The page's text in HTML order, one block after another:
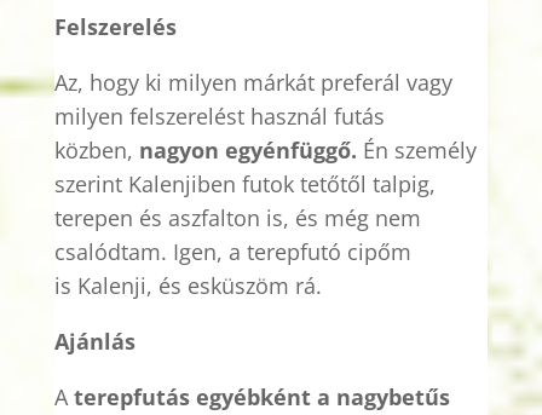
Felszerelés
Az, hogy ki milyen márkát preferál vagy
milyen felszerelést használ futás
közben, nagyon egyénfüggő. Én személy
szerint Kalenjiben futok tetőtől talpig,
terepen és aszfalton is, és még nem
csalódtam. Igen, a terepfutó cipőm
is Kalenji, és esküszöm rá.
Ajánlás
Aterepfutás egyébként a nagybetűs